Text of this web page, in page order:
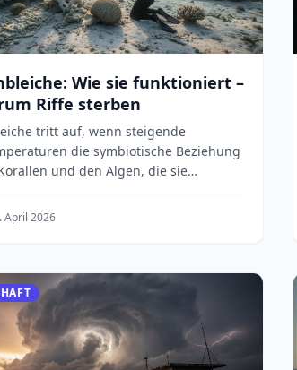
Wie sie funktioniert –
Riffe sterben
tritt auf, wenn steigende
die symbiotische Beziehung
und den Algen, die sie
April 2026